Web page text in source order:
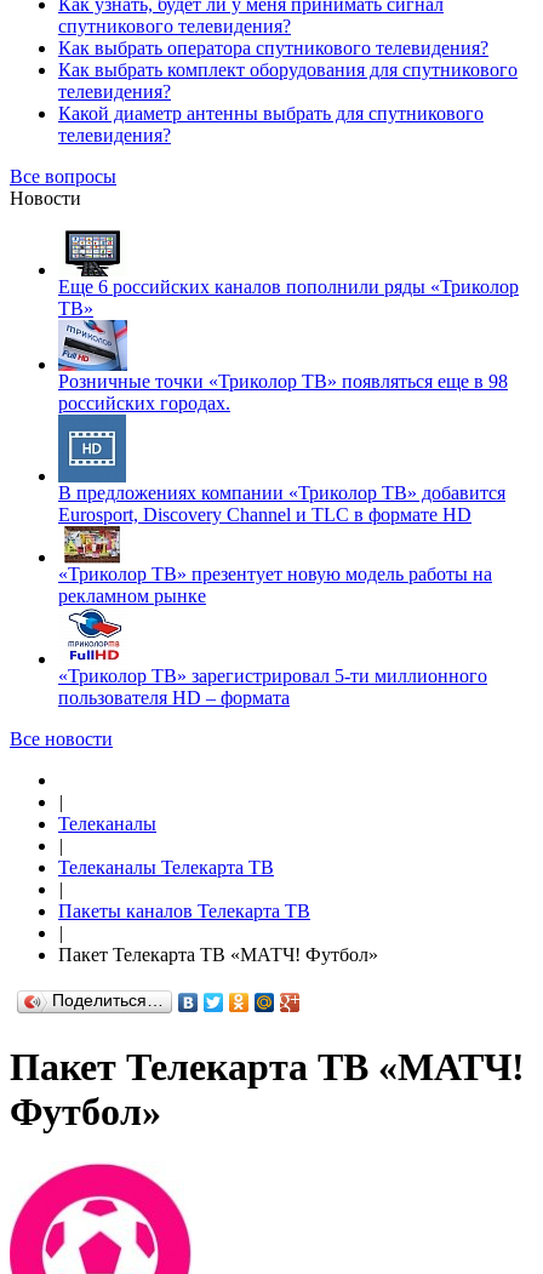
Как узнать, будет ли у меня принимать сигнал
спутникового телевидения?
Как выбрать оператора спутникового телевидения?
Как выбрать комплект оборудования для спутникового
телевидения?
Какой диаметр антенны выбрать для спутникового
телевидения?
Все вопросы
Новости
Еще 6 российских каналов пополнили ряды «Триколор
ТВ»
Розничные точки «Триколор ТВ» появляться еще в 98
российских городах.
В предложениях компании «Триколор ТВ» добавится
Eurosport, Discovery Channel и TLC в формате HD
«Триколор ТВ» презентует новую модель работы на
рекламном рынке
«Триколор ТВ» зарегистрировал 5-ти миллионного
пользователя HD – формата
Все новости
|
Телеканалы
|
Телеканалы Телекарта ТВ
|
Пакеты каналов Телекарта ТВ
|
Пакет Телекарта ТВ «МАТЧ! Футбол»
Поделиться…
Пакет Телекарта ТВ «МАТЧ!
Футбол»